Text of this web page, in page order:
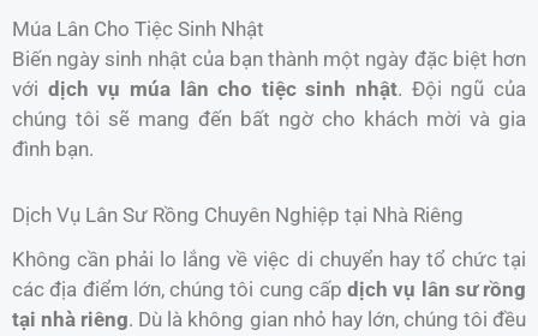
Múa Lân Cho Tiệc Sinh Nhật
Biến ngày sinh nhật của bạn thành một ngày đặc biệt hơn
với dịch vụ múa lân cho tiệc sinh nhật. Đội ngũ của
chúng tôi sẽ mang đến bất ngờ cho khách mời và gia
đình bạn.
Dịch Vụ Lân Sư Rồng Chuyên Nghiệp tại Nhà Riêng
Không cần phải lo lắng về việc di chuyển hay tổ chức tại
các địa điểm lớn, chúng tôi cung cấp dịch vụ lân sư rồng
tại nhà riêng. Dù là không gian nhỏ hay lớn, chúng tôi đều